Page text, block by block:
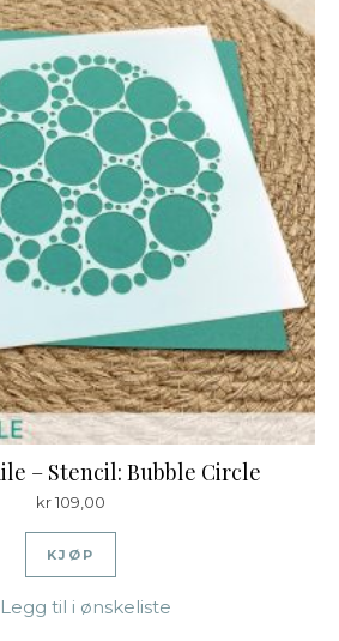
– Stencil: Bubble Circle
kr109,00
KJØP
Legg til i ønskeliste